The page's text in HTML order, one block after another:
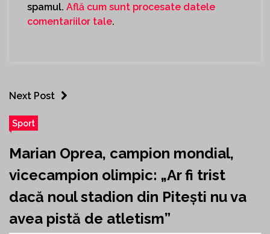
spamul. Află cum sunt procesate datele
comentariilor tale.
Next Post
Sport
Marian Oprea, campion mondial,
vicecampion olimpic: „Ar fi trist
dacă noul stadion din Pitești nu va
avea pistă de atletism”